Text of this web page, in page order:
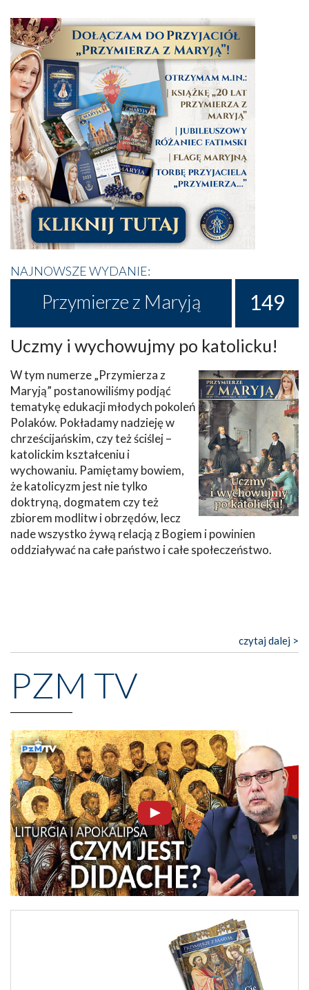
NAJNOWSZE WYDANIE:
Przymierze z Maryją 149
Uczmy i wychowujmy po katolicku!
W tym numerze „Przymierza z
Maryją” postanowiliśmy podjąć
tematykę edukacji młodych pokoleń
Polaków. Pokładamy nadzieję w
chrześcijańskim, czy też ściślej –
katolickim kształceniu i
wychowaniu. Pamiętamy bowiem,
że katolicyzm jest nie tylko
doktryną, dogmatem czy też
zbiorem modlitw i obrzędów, lecz
nade wszystko żywą relacją z Bogiem i powinien
oddziaływać na całe państwo i całe społeczeństwo.
czytaj dalej >
PZM TV